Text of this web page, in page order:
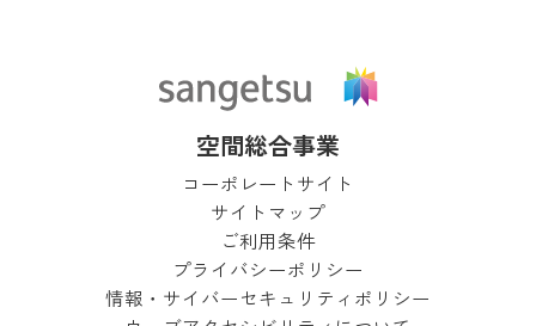
空間総合事業
コーポレートサイト
サイトマップ
ご利用条件
プライバシーポリシー
情報・サイバーセキュリティポリシー